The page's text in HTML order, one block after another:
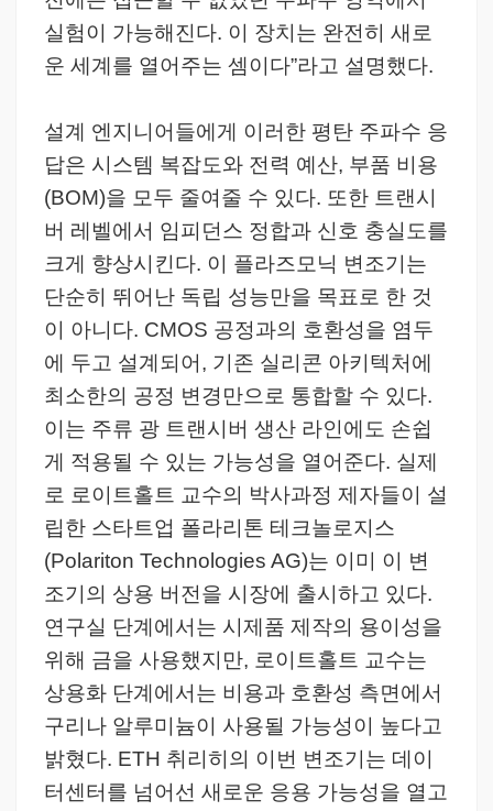
실험이 가능해진다. 이 장치는 완전히 새로
운 세계를 열어주는 셈이다”라고 설명했다.
설계 엔지니어들에게 이러한 평탄 주파수 응
답은 시스템 복잡도와 전력 예산, 부품 비용
(BOM)을 모두 줄여줄 수 있다. 또한 트랜시
버 레벨에서 임피던스 정합과 신호 충실도를
크게 향상시킨다. 이 플라즈모닉 변조기는
단순히 뛰어난 독립 성능만을 목표로 한 것
이 아니다. CMOS 공정과의 호환성을 염두
에 두고 설계되어, 기존 실리콘 아키텍처에
최소한의 공정 변경만으로 통합할 수 있다.
이는 주류 광 트랜시버 생산 라인에도 손쉽
게 적용될 수 있는 가능성을 열어준다. 실제
로 로이트홀트 교수의 박사과정 제자들이 설
립한 스타트업 폴라리톤 테크놀로지스
(Polariton Technologies AG)는 이미 이 변
조기의 상용 버전을 시장에 출시하고 있다.
연구실 단계에서는 시제품 제작의 용이성을
위해 금을 사용했지만, 로이트홀트 교수는
상용화 단계에서는 비용과 호환성 측면에서
구리나 알루미늄이 사용될 가능성이 높다고
밝혔다. ETH 취리히의 이번 변조기는 데이
터센터를 넘어선 새로운 응용 가능성을 열고